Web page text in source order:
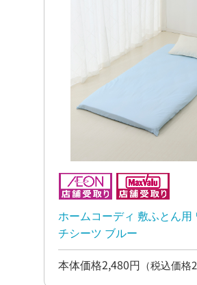
ホームコーディ 敷ふとん用
チシーツ ブルー
本体価格2,480円 （税込価格